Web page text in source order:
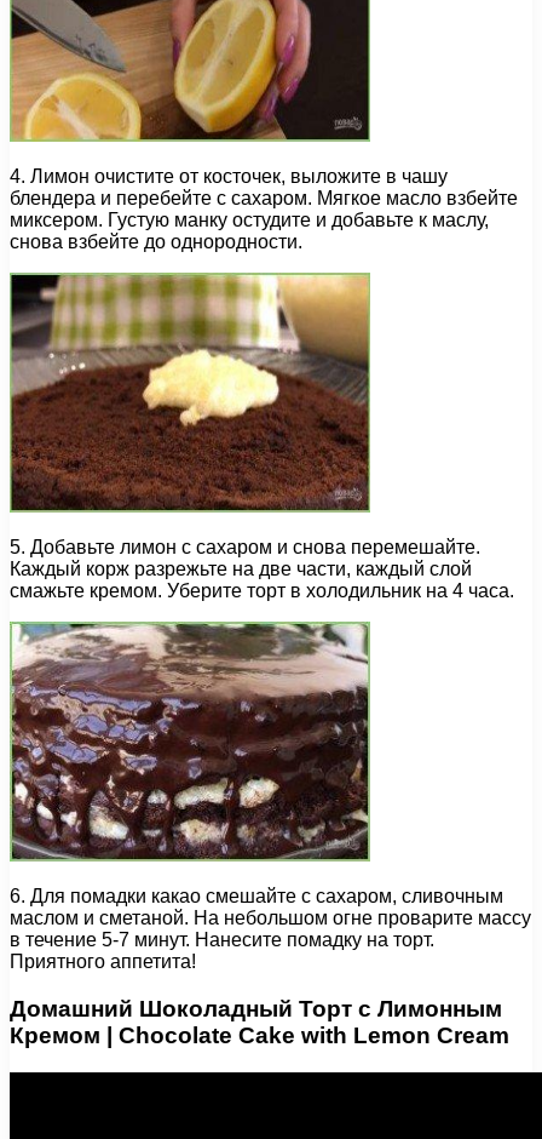
4. Лимон очистите от косточек, выложите в чашу
блендера и перебейте с сахаром. Мягкое масло взбейте
миксером. Густую манку остудите и добавьте к маслу,
снова взбейте до однородности.
5. Добавьте лимон с сахаром и снова перемешайте.
Каждый корж разрежьте на две части, каждый слой
смажьте кремом. Уберите торт в холодильник на 4 часа.
6. Для помадки какао смешайте с сахаром, сливочным
маслом и сметаной. На небольшом огне проварите массу
в течение 5-7 минут. Нанесите помадку на торт.
Приятного аппетита!
Домашний Шоколадный Торт с Лимонным
Кремом | Chocolate Cake with Lemon Cream